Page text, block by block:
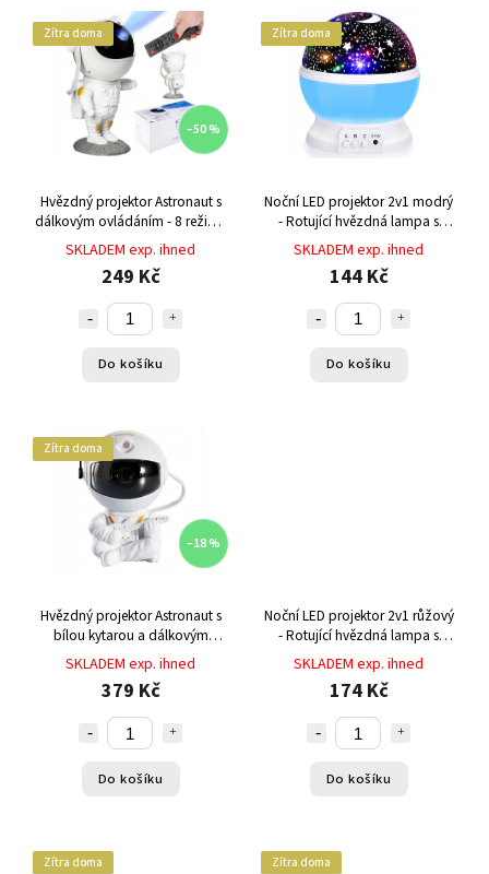
Abecedně
Zítra doma
–50 %
Hvězdný projektor Astronaut s
dálkovým ovládáním - 8 režimů
projekce galaxie, mlhoviny a
laserových hvězd 360°
SKLADEM exp. ihned
249 Kč
Do košíku
Zítra doma
Noční LED projektor 2v1 modrý
- Rotující hvězdná lampa s
měkkým krytem a 8 barevnými
režimy
SKLADEM exp. ihned
144 Kč
Do košíku
Zítra doma
–18 %
Hvězdný projektor Astronaut s
bílou kytarou a dálkovým
ovládáním - 8 režimů projekce s
laserovými hvězdami a
magnetickou hlavou
SKLADEM exp. ihned
379 Kč
Do košíku
Noční LED projektor 2v1 růžový
- Rotující hvězdná lampa s
měkkým krytem a 8 barevnými
režimy
SKLADEM exp. ihned
174 Kč
Do košíku
Zítra doma Zítra doma